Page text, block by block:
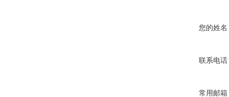
您的姓名
联系电话
常用邮箱